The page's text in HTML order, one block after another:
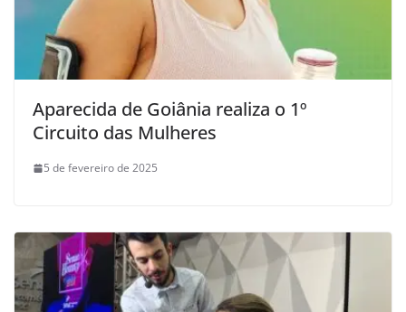
Aparecida de Goiânia realiza o 1º
Circuito das Mulheres
5 de fevereiro de 2025